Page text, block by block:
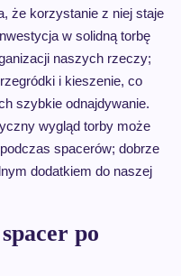
że korzystanie z niej staje
w solidną torbę
naszych rzeczy;
i kieszenie, co
szybkie odnajdywanie.
wygląd torby może
spacerów; dobrze
dodatkiem do naszej
po